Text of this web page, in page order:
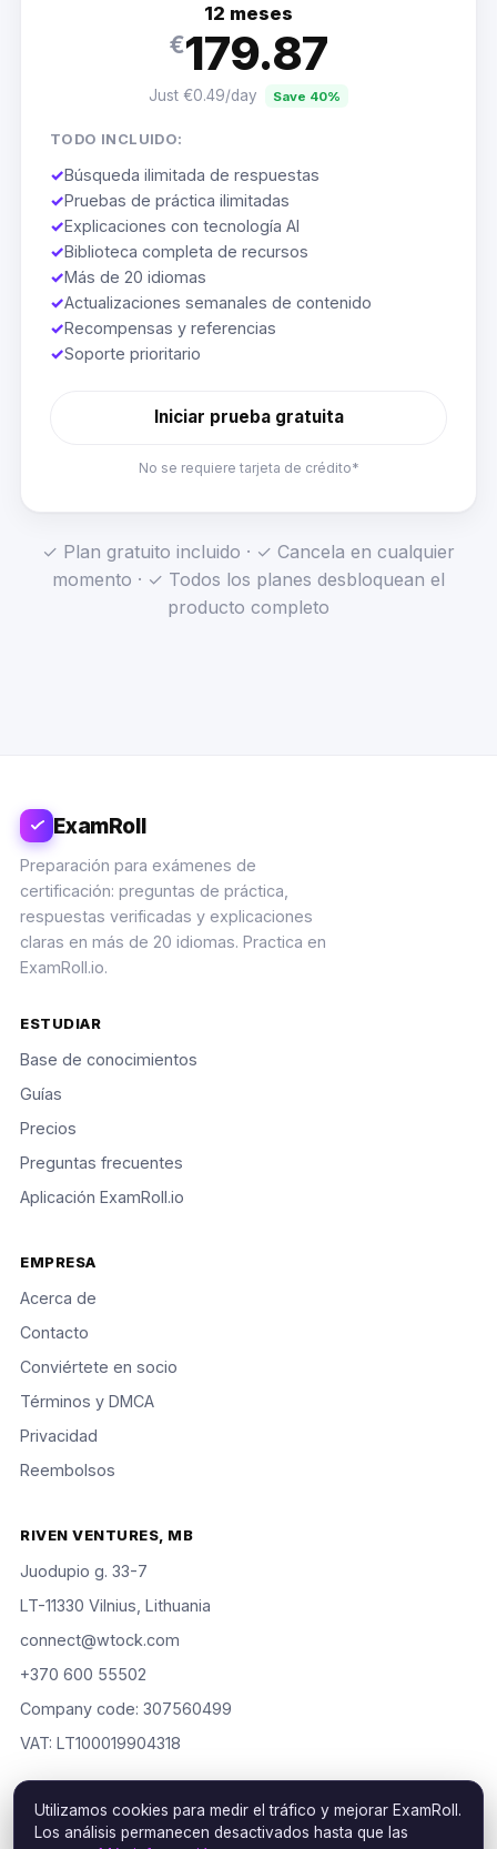
12 meses
€179.87
Just €0.49/day Save 40%
TODO INCLUIDO:
✓Búsqueda ilimitada de respuestas
✓Pruebas de práctica ilimitadas
✓Explicaciones con tecnología AI
✓Biblioteca completa de recursos
✓Más de 20 idiomas
✓Actualizaciones semanales de contenido
✓Recompensas y referencias
✓Soporte prioritario
Iniciar prueba gratuita
No se requiere tarjeta de crédito*
✓ Plan gratuito incluido · ✓ Cancela en cualquier
momento · ✓ Todos los planes desbloquean el
producto completo
ExamRoll
Preparación para exámenes de
certificación: preguntas de práctica,
respuestas verificadas y explicaciones
claras en más de 20 idiomas. Practica en
ExamRoll.io.
ESTUDIAR
Base de conocimientos
Guías
Precios
Preguntas frecuentes
Aplicación ExamRoll.io
EMPRESA
Acerca de
Contacto
Conviértete en socio
Términos y DMCA
Privacidad
Reembolsos
RIVEN VENTURES, MB
Juodupio g. 33-7
LT-11330 Vilnius, Lithuania
connect@wtock.com
+370 600 55502
Company code: 307560499
VAT: LT100019904318
© 2016–2026 Riven Ventures, MB. Todos los derechos
Utilizamos cookies para medir el tráfico y mejorar ExamRoll.
Los análisis permanecen desactivados hasta que las